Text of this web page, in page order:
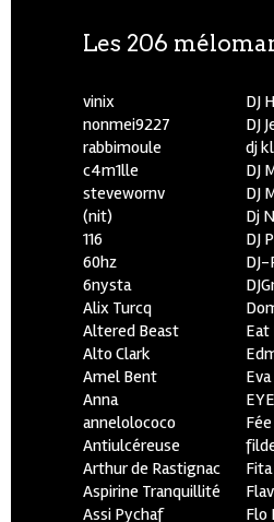
Les 206
vinix
nonmei9227
rabbimoule
c4m1lle
stevewornv
(nit)
116
60hz
6nysta
Alix Turcq
Altered Beast
Alto Clark
Amel Bent
Anna
annelolococo
Antiulcéreuse
Arthur de Rastignac
Aspirine Tranquillité
Assi Pychaf
DJ
DJ
dj
DJ
DJ
Dj
DJ
DJ-
Eat
Eva
EYE
Fita
Flav
Flo